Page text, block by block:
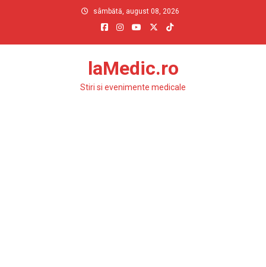
sâmbătă, august 08, 2026
laMedic.ro
Stiri si evenimente medicale